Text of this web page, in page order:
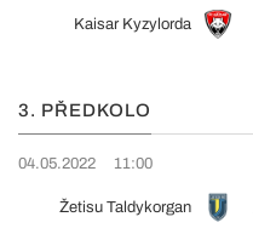
Kaisar Kyzylorda
3. PŘEDKOLO
04.05.2022 11:00
Žetisu Taldykorgan